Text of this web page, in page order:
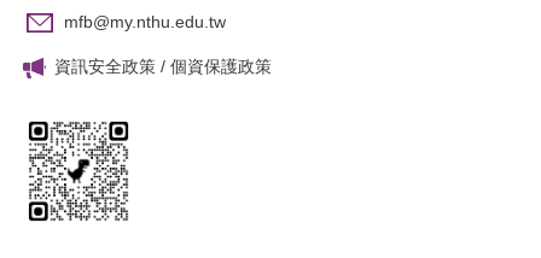
mfb@my.nthu.edu.tw
資訊安全政策 / 個資保護政策